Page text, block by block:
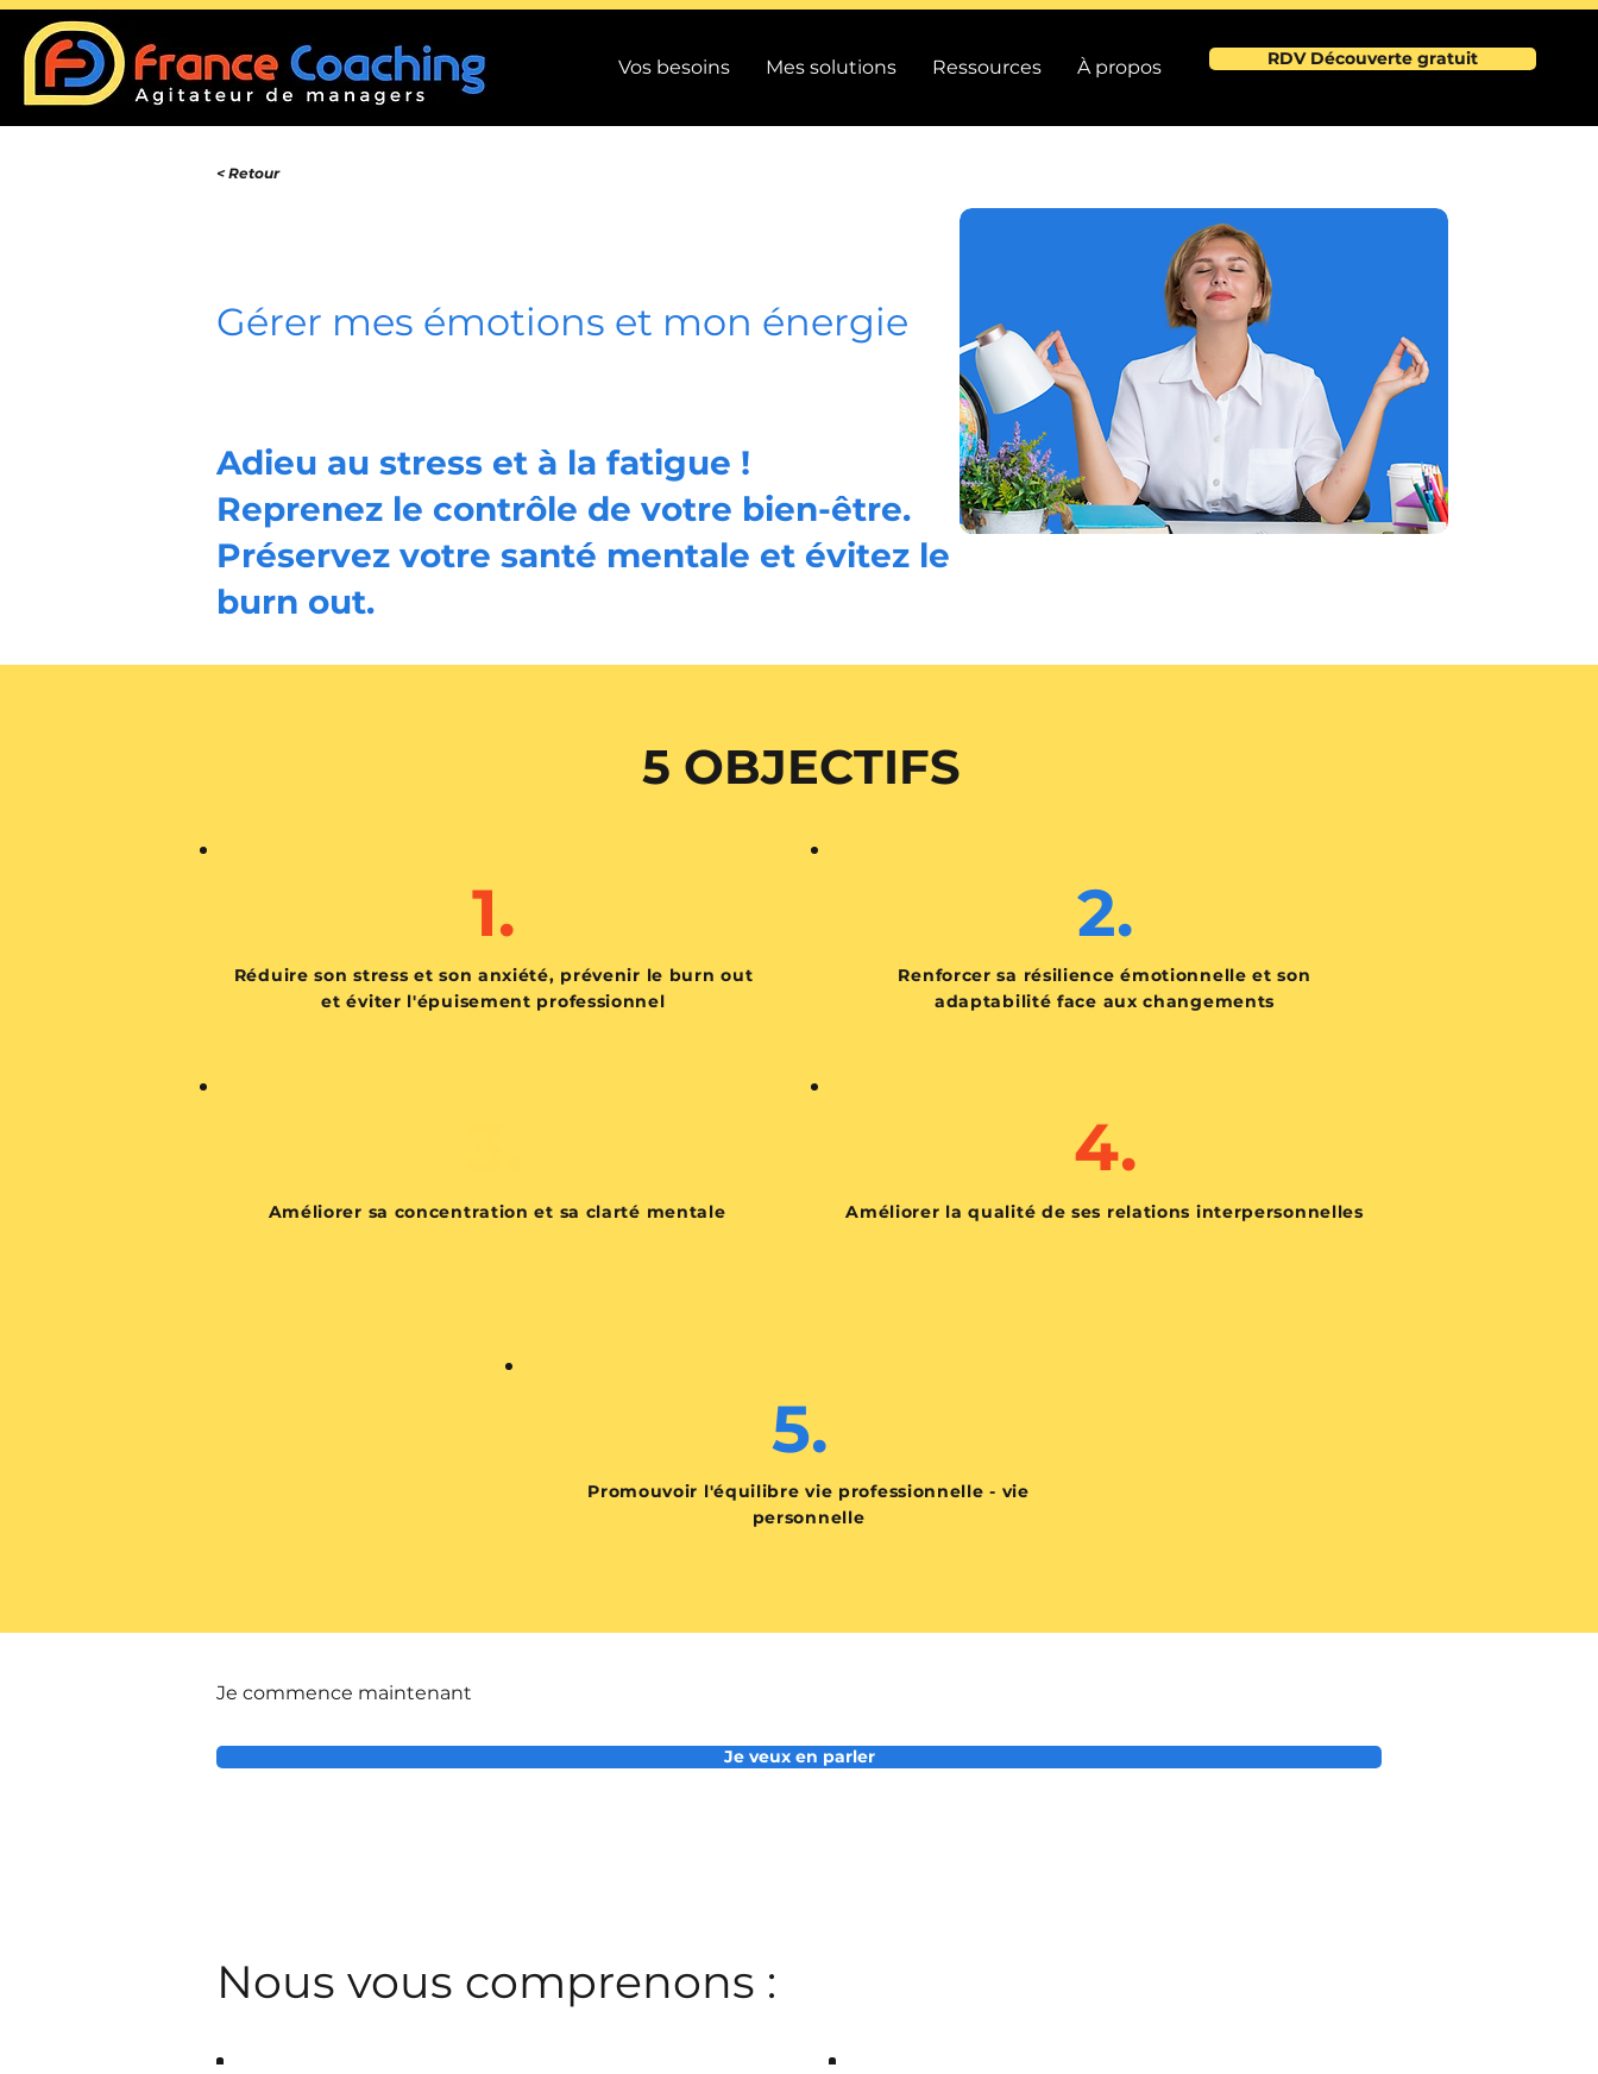
Vos besoins Mes solutions Ressources À propos RDV Découverte gratuit
< Retour
Gérer mes émotions et mon énergie
Adieu au stress et à la fatigue !
Reprenez le contrôle de votre bien-être.
Préservez votre santé mentale et évitez le
burn out.
5 OBJECTIFS
1.
Réduire son stress et son anxiété, prévenir le burn out
et éviter l'épuisement professionnel
2.
Renforcer sa résilience émotionnelle et son
adaptabilité face aux changements
Améliorer sa concentration et sa clarté mentale
4.
Améliorer la qualité de ses relations interpersonnelles
5.
Promouvoir l'équilibre vie professionnelle - vie
personnelle
Je commence maintenant
Je veux en parler
Nous vous comprenons :